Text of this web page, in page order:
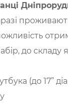
до складу
(до 17”